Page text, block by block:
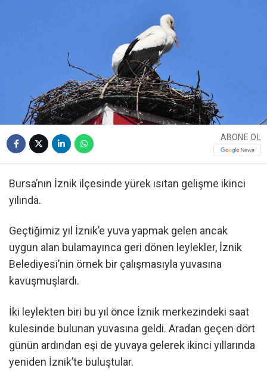
ABONE OL
Bursa’nın İznik ilçesinde yürek ısıtan gelişme ikinci
yılında.
Geçtiğimiz yıl İznik’e yuva yapmak gelen ancak
uygun alan bulamayınca geri dönen leylekler, İznik
Belediyesi’nin örnek bir çalışmasıyla yuvasına
kavuşmuşlardı.
İki leylekten biri bu yıl önce İznik merkezindeki saat
kulesinde bulunan yuvasına geldi. Aradan geçen dört
günün ardından eşi de yuvaya gelerek ikinci yıllarında
yeniden İznik’te buluştular.